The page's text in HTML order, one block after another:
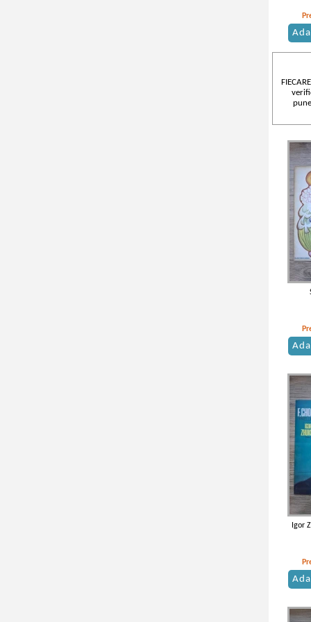
Igor